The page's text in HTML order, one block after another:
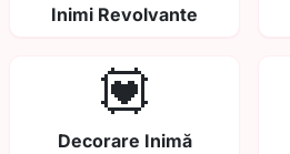
Inimi Revolvante
💟
Decorare Inimă